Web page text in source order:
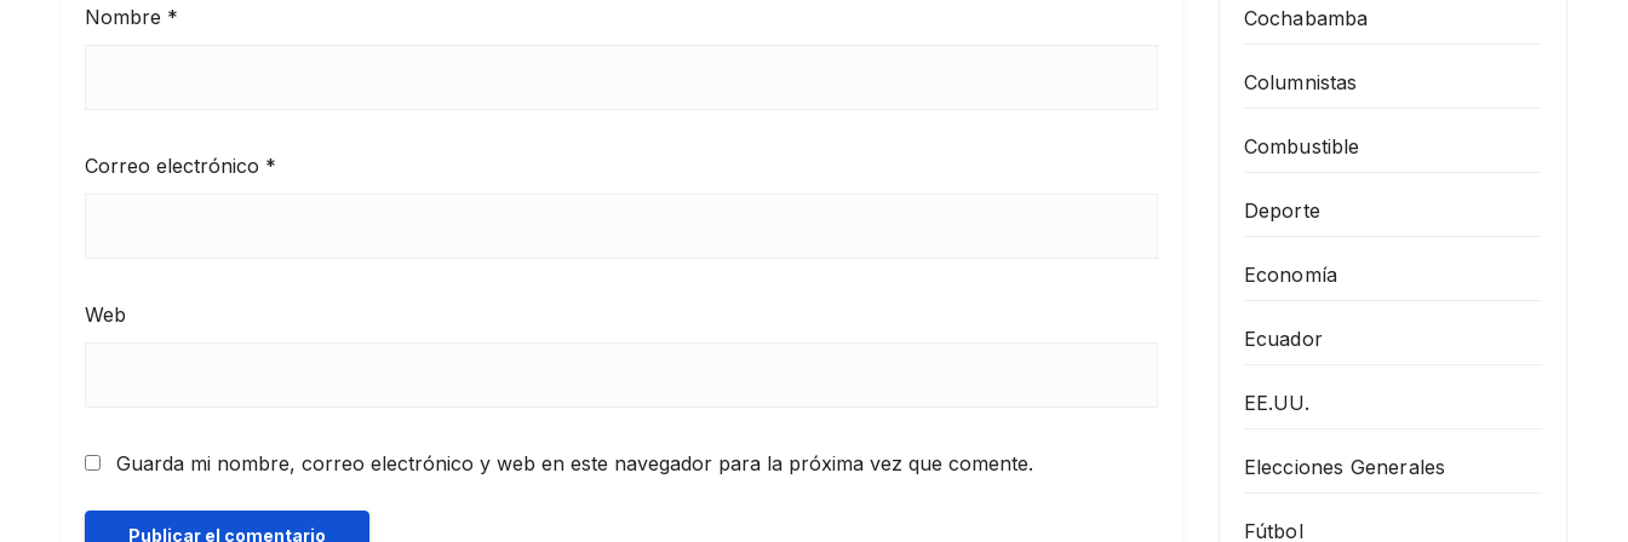
Nombre *
Correo electrónico *
Web
Guarda mi nombre, correo electrónico y web en este navegador para la próxima vez que comente.
Cochabamba
Columnistas
Combustible
Deporte
Economía
Ecuador
EE.UU.
Elecciones Generales
Fútbol